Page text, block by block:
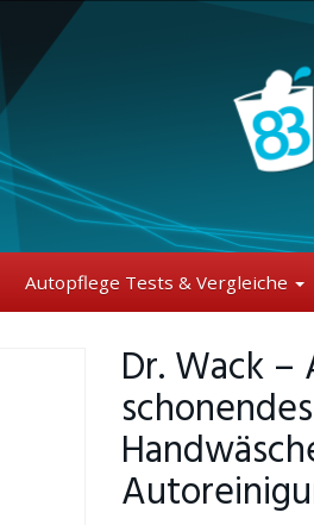
Autopflege Tests & Vergleiche
Dr. Wack –